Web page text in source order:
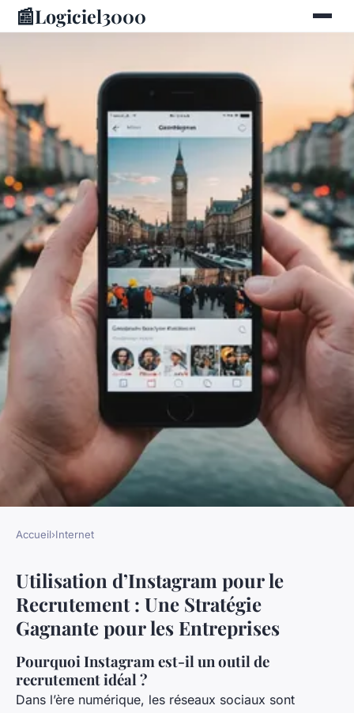
📰Logiciel3000
Utilisation d'Instagram pour le
recrutement
Accueil›Internet
Utilisation d’Instagram pour le
Recrutement : Une Stratégie
Gagnante pour les Entreprises
Pourquoi Instagram est-il un outil de
recrutement idéal ?
Dans l’ère numérique, les réseaux sociaux sont